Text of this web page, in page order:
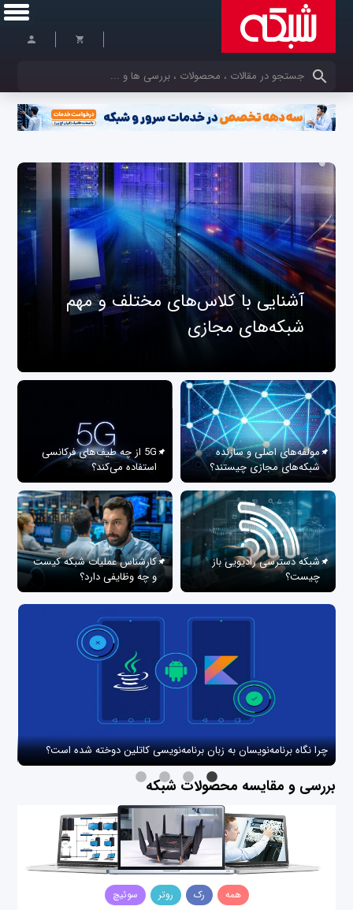
کلمات کلیدی خود را وارد کنید
آشنایی با کلاس‌های مختلف و مهم
شبکه‌های مجازی
مولفه‌های اصلی و سازنده
شبکه‌های مجازی چیستند؟
5G از چه طیف‌های فرکانسی
استفاده می‌کند؟
شبکه دسترسی رادیویی باز
چیست؟
کارشناس عملیات شبکه کیست
و چه وظایفی دارد؟
چرا نگاه برنامه‌نویسان به زبان برنامه‌نویسی کاتلین دوخته شده است؟
بررسی و مقایسه محصولات شبکه
همه رک روتر سوئیچ